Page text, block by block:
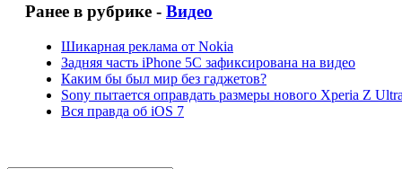
Ранее в рубрике - Видео
Шикарная реклама от Nokia
Задняя часть iPhone 5C зафиксирована на видео
Каким бы был мир без гаджетов?
Sony пытается оправдать размеры нового Xperia Z
Вся правда об iOS 7